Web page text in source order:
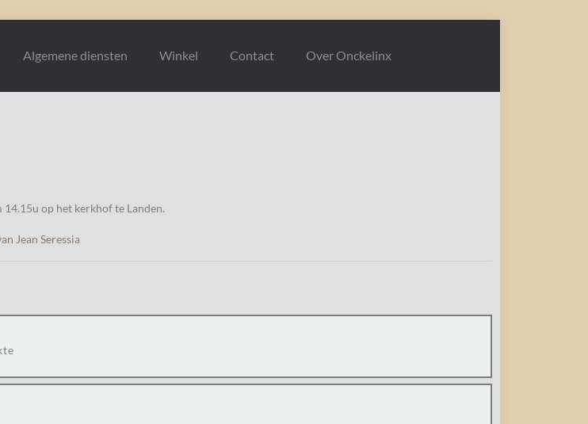
Algemene diensten Winkel Contact Over Onckelinx
op het kerkhof te Landen.
Jean Seressia